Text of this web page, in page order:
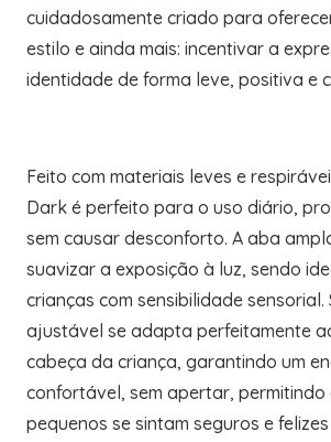
cuidadosamente criado para
estilo e ainda mais: incentivar a
identidade de forma leve, positiva e
Feito com materiais leves e
Dark é perfeito para o uso diário,
sem causar desconforto. A aba
suavizar a exposição à luz, sendo
crianças com sensibilidade
ajustável se adapta perfeitamente
cabeça da criança, garantindo um
confortável, sem apertar, permitindo
pequenos se sintam seguros e